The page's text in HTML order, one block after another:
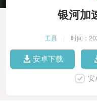
银河加
工具 时间：
安卓下载
安